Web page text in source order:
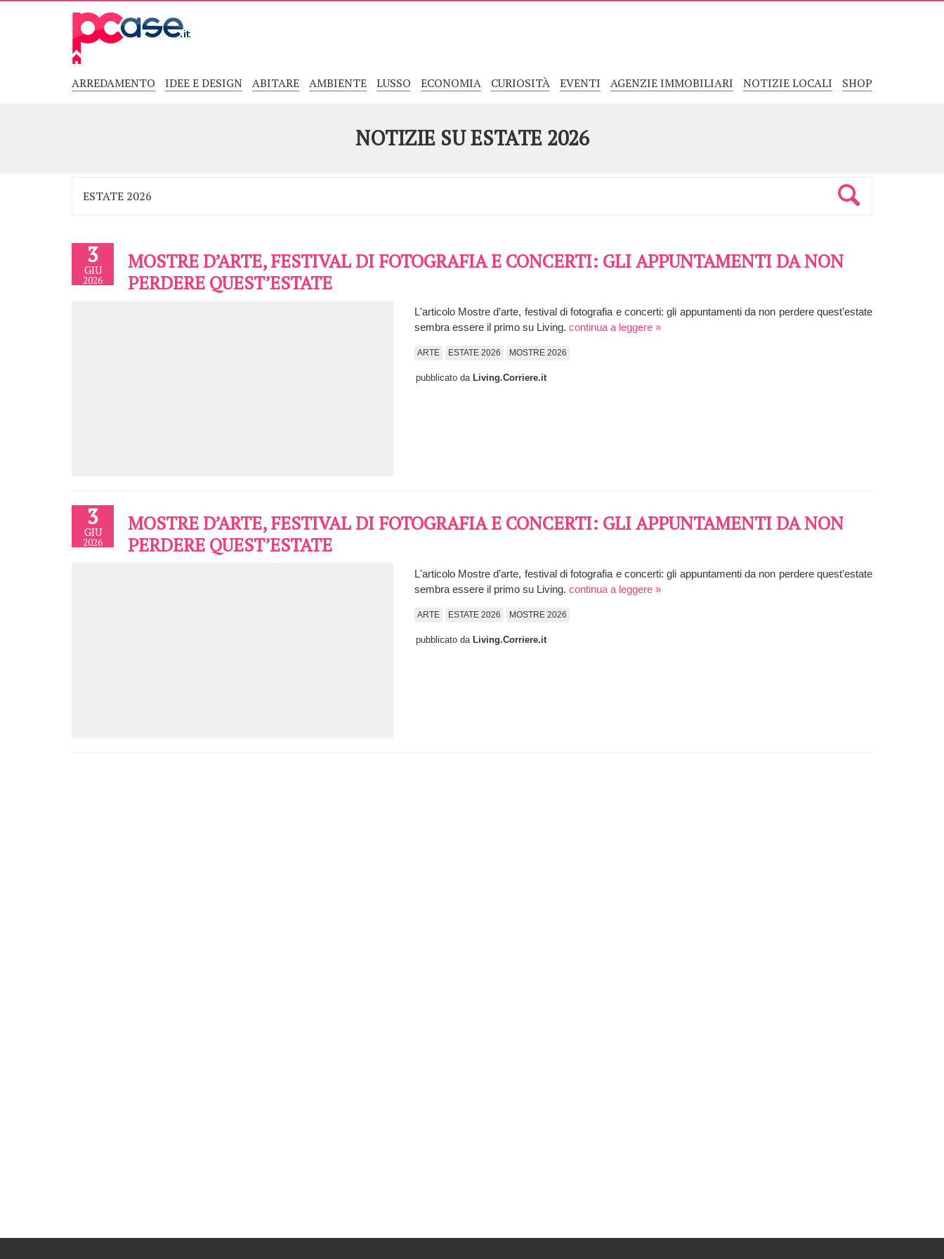
ARREDAMENTO IDEE E DESIGN ABITARE AMBIENTE LUSSO ECONOMIA CURIOSITÀ EVENTI AGENZIE IMMOBILIARI NOTIZIE LOCALI SHOP
NOTIZIE SUESTATE 2026
3
GIU
2026
MOSTRE D’ARTE, FESTIVAL DI FOTOGRAFIA E CONCERTI: GLI APPUNTAMENTI DA NON
PERDERE QUEST’ESTATE
L'articolo Mostre d’arte, festival di fotografia e concerti: gli appuntamenti da non perdere quest’estate
sembra essere il primo su Living. continua a leggere »
ARTE ESTATE 2026 MOSTRE 2026
pubblicato da Living.Corriere.it
3
GIU
2026
MOSTRE D’ARTE, FESTIVAL DI FOTOGRAFIA E CONCERTI: GLI APPUNTAMENTI DA NON
PERDERE QUEST’ESTATE
L'articolo Mostre d’arte, festival di fotografia e concerti: gli appuntamenti da non perdere quest’estate
sembra essere il primo su Living. continua a leggere »
ARTE ESTATE 2026 MOSTRE 2026
pubblicato da Living.Corriere.it